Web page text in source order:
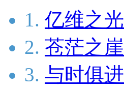
1. 亿维之光
2. 苍茫之崖
3. 与时俱进